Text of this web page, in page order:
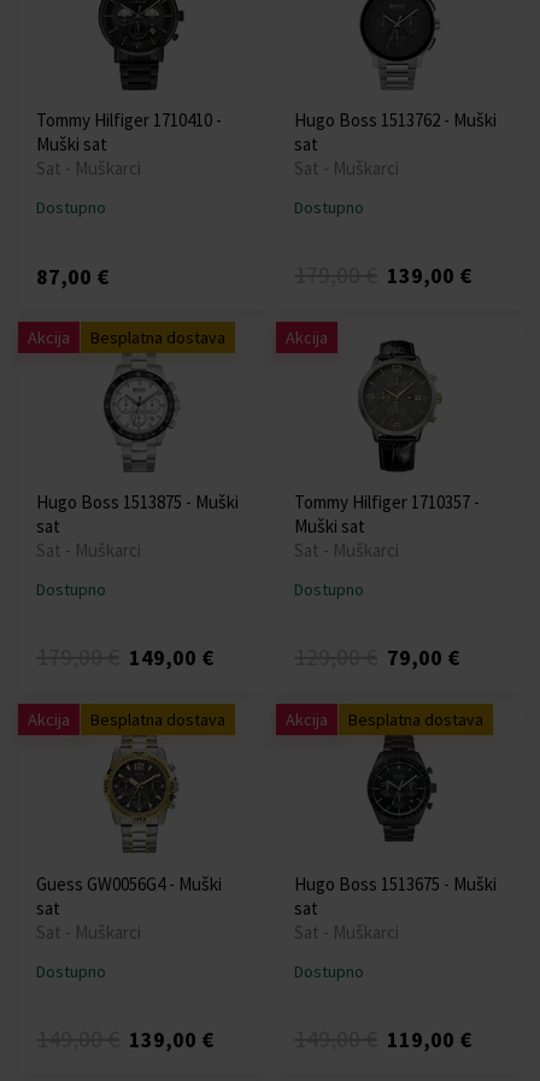
Tommy Hilfiger 1710410 -
Muški sat
Sat - Muškarci
Dostupno
87,00 €
Hugo Boss 1513762 - Muški
sat
Sat - Muškarci
Dostupno
139,00 €
Akcija Besplatna dostava
Hugo Boss 1513875 - Muški
sat
Sat - Muškarci
Dostupno
149,00 €
Akcija
Tommy Hilfiger 1710357 -
Muški sat
Sat - Muškarci
Dostupno
79,00 €
Akcija Besplatna dostava
Guess GW0056G4 - Muški
sat
Sat - Muškarci
Dostupno
139,00 €
Akcija Besplatna dostava
Hugo Boss 1513675 - Muški
sat
Sat - Muškarci
Dostupno
119,00 €